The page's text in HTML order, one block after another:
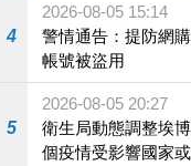
4
2026-08-05 15:14
警情通告：提防網
帳號被盜用
5
2026-08-05 20:27
衛生局動態調整埃
個疫情受影響國家